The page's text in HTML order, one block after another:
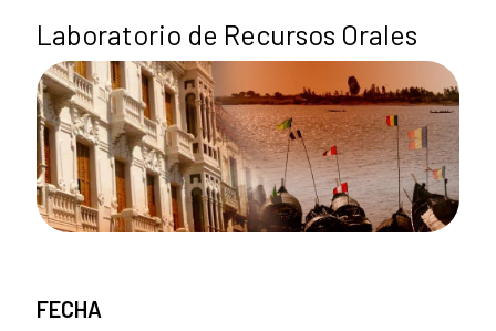
Laboratorio de Recursos Orales
FECHA